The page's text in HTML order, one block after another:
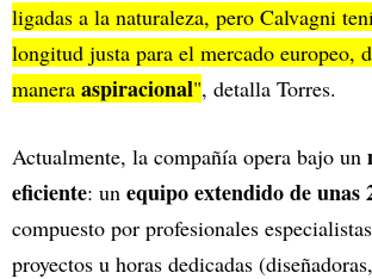
ligadas a la naturaleza, pero Calvagni
longitud justa para el mercado europeo,
manera aspiracional", detalla Torres.
Actualmente, la compañía opera bajo un
eficiente: un equipo extendido de unas
compuesto por profesionales
proyectos u horas dedicadas